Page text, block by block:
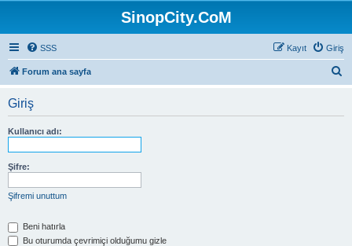
SinopCity.CoM
SSS Giriş
Kayıt
Forum ana sayfa
Giriş
Kullanıcı adı:
Şifre:
Şifremi unuttum
Beni hatırla
Bu oturumda çevrimiçi olduğumu gizle